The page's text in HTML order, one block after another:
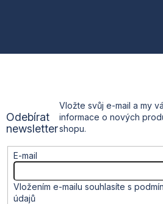
í
y
v
p
s
u
p
Odebírat
newsletter
Vložte svůj e-mail a my
informace o nových
shopu.
E-mail
Vložením e-mailu souhlasíte s
údajů